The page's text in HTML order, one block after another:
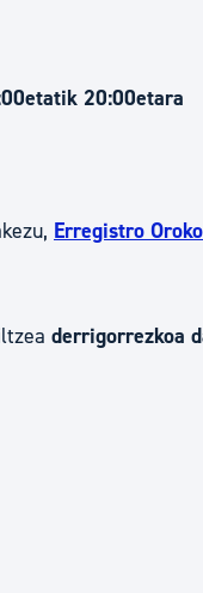
20:00etara
Erregistro
derrigorrezkoa